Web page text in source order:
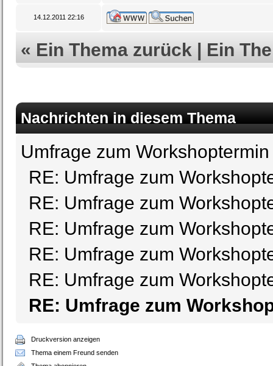
14.12.2011 22:16
« Ein Thema zurück | Ein
Nachrichten in diesem Thema
Umfrage zum
RE: Umfrage zum
RE: Umfrage zum
RE: Umfrage zum
RE: Umfrage zum
RE: Umfrage zum
RE: Umfrage zum
Druckversion anzeigen
Thema einem Freund senden